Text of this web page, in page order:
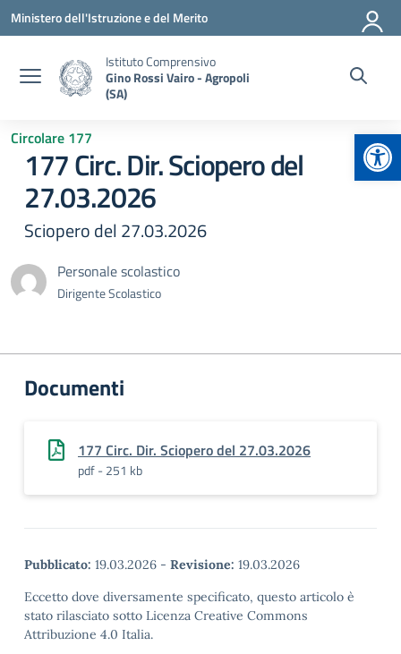
Vai ai contenuti
Vai al menu di navigazione
Vai al footer
Ministero dell'Istruzione e del Merito
Istituto Comprensivo
Gino Rossi Vairo - Agropoli
(SA)
Circolare 177
177 Circ. Dir. Sciopero del
27.03.2026
Sciopero del 27.03.2026
Personale scolastico
Dirigente Scolastico
Documenti
177 Circ. Dir. Sciopero del 27.03.2026
pdf - 251 kb
Pubblicato: 19.03.2026 - Revisione: 19.03.2026
Eccetto dove diversamente specificato, questo articolo è
stato rilasciato sotto Licenza Creative Commons
Attribuzione 4.0 Italia.